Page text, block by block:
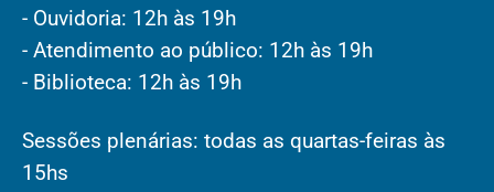
- Ouvidoria: 12h às 19h
- Atendimento ao público: 12h às 19h
- Biblioteca: 12h às 19h
Sessões plenárias: todas as quartas-feiras às
15hs